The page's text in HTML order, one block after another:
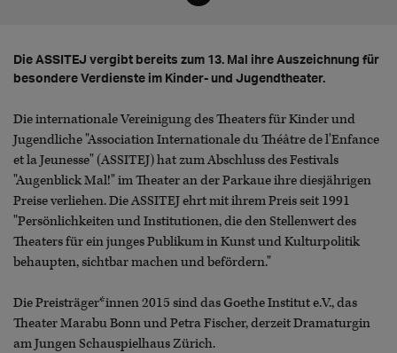
Die ASSITEJ vergibt bereits zum 13. Mal ihre Auszeichnung für
besondere Verdienste im Kinder- und Jugendtheater.
Die internationale Vereinigung des Theaters für Kinder und
Jugendliche "Association Internationale du Théâtre de l'Enfance
et la Jeunesse" (ASSITEJ) hat zum Abschluss des Festivals
"Augenblick Mal!" im Theater an der Parkaue ihre diesjährigen
Preise verliehen. Die ASSITEJ ehrt mit ihrem Preis seit 1991
"Persönlichkeiten und Institutionen, die den Stellenwert des
Theaters für ein junges Publikum in Kunst und Kulturpolitik
behaupten, sichtbar machen und befördern."
Die Preisträger*innen 2015 sind das Goethe Institut e.V., das
Theater Marabu Bonn und Petra Fischer, derzeit Dramaturgin
am Jungen Schauspielhaus Zürich.